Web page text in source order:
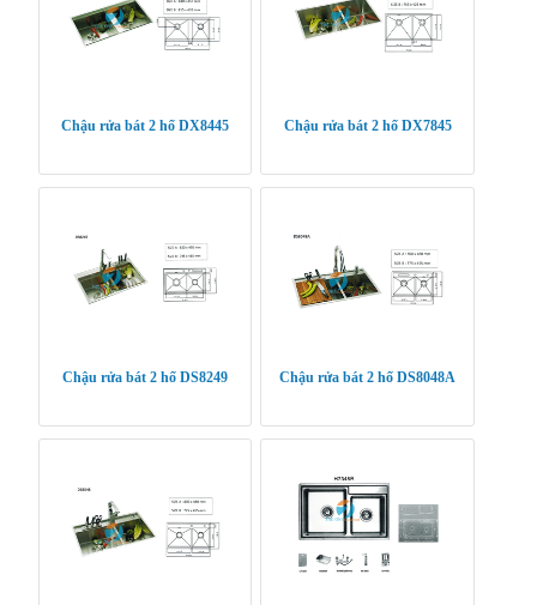
Chậu rửa bát 2 hố DX8445 Chậu rửa bát 2 hố DX7845
Chậu rửa bát 2 hố DS8249 Chậu rửa bát 2 hố DS8048A